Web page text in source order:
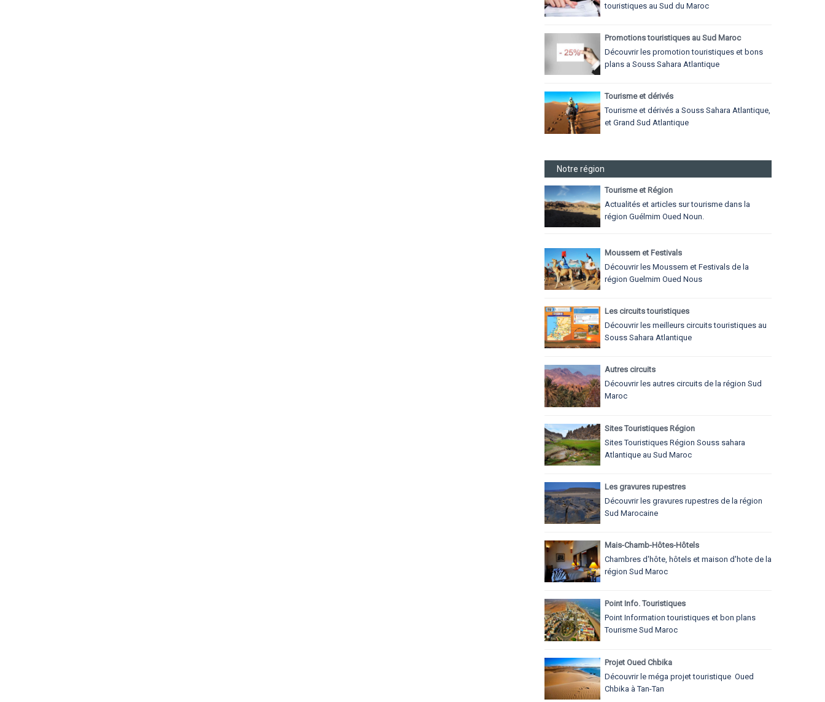
touristiques au Sud du Maroc
Promotions touristiques au Sud Maroc
Découvrir les promotion touristiques et bons
plans a Souss Sahara Atlantique
Tourisme et dérivés
Tourisme et dérivés a Souss Sahara Atlantique,
et Grand Sud Atlantique
Notre région
Tourisme et Région
Actualités et articles sur tourisme dans la
région Guélmim Oued Noun.
Moussem et Festivals
Découvrir les Moussem et Festivals de la
région Guelmim Oued Nous
Les circuits touristiques
Découvrir les meilleurs circuits touristiques au
Souss Sahara Atlantique
Autres circuits
Découvrir les autres circuits de la région Sud
Maroc
Sites Touristiques Région
Sites Touristiques Région Souss sahara
Atlantique au Sud Maroc
Les gravures rupestres
Découvrir les gravures rupestres de la région
Sud Marocaine
Mais-Chamb-Hôtes-Hôtels
Chambres d'hôte, hôtels et maison d'hote de la
région Sud Maroc
Point Info. Touristiques
Point Information touristiques et bon plans
Tourisme Sud Maroc
Projet Oued Chbika
Découvrir le méga projet touristique Oued
Chbika à Tan-Tan